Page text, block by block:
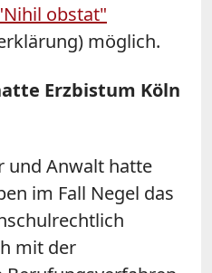
obstat"
möglich.
Erzbistum Köln
und Anwalt hatte
im Fall Negel das
mit der